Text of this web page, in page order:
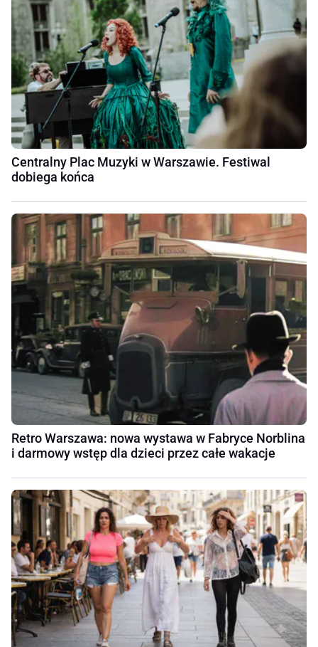
Centralny Plac Muzyki w Warszawie. Festiwal
dobiega końca
Retro Warszawa: nowa wystawa w Fabryce Norblina
i darmowy wstęp dla dzieci przez całe wakacje